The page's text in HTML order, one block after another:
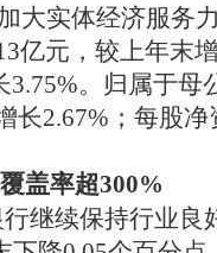
大实体经济服务
亿元，较上年末
3.75%。归属于
长2.67%；每股
盖率超300%
继续保持行业良